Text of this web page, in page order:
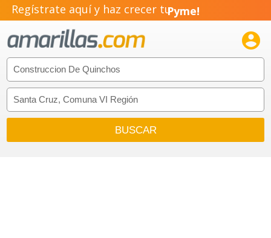
Regístrate aquí y haz crecer tuPyme!
Emprendimiento!
